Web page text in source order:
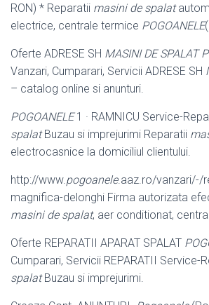
RON) * Reparatii masini de spalat
electrice, centrale termice POGOANELE
Oferte ADRESE SH MASINI DE SPALAT
Vanzari, Cumparari, Servicii ADRESE SH
– catalog online si anunturi.
POGOANELE1 · RAMNICU Service-
spalatBuzau si imprejurimi Reparatii
electrocasnice la domiciliul clientului.
http://www.pogoanele.aaz.ro/vanzari/-/
magnifica-delonghi Firma autorizata
masini de spalat, aer conditionat,
Oferte REPARATII APARAT SPALAT
Cumparari, Servicii REPARATII Service-
spalatBuzau si imprejurimi.